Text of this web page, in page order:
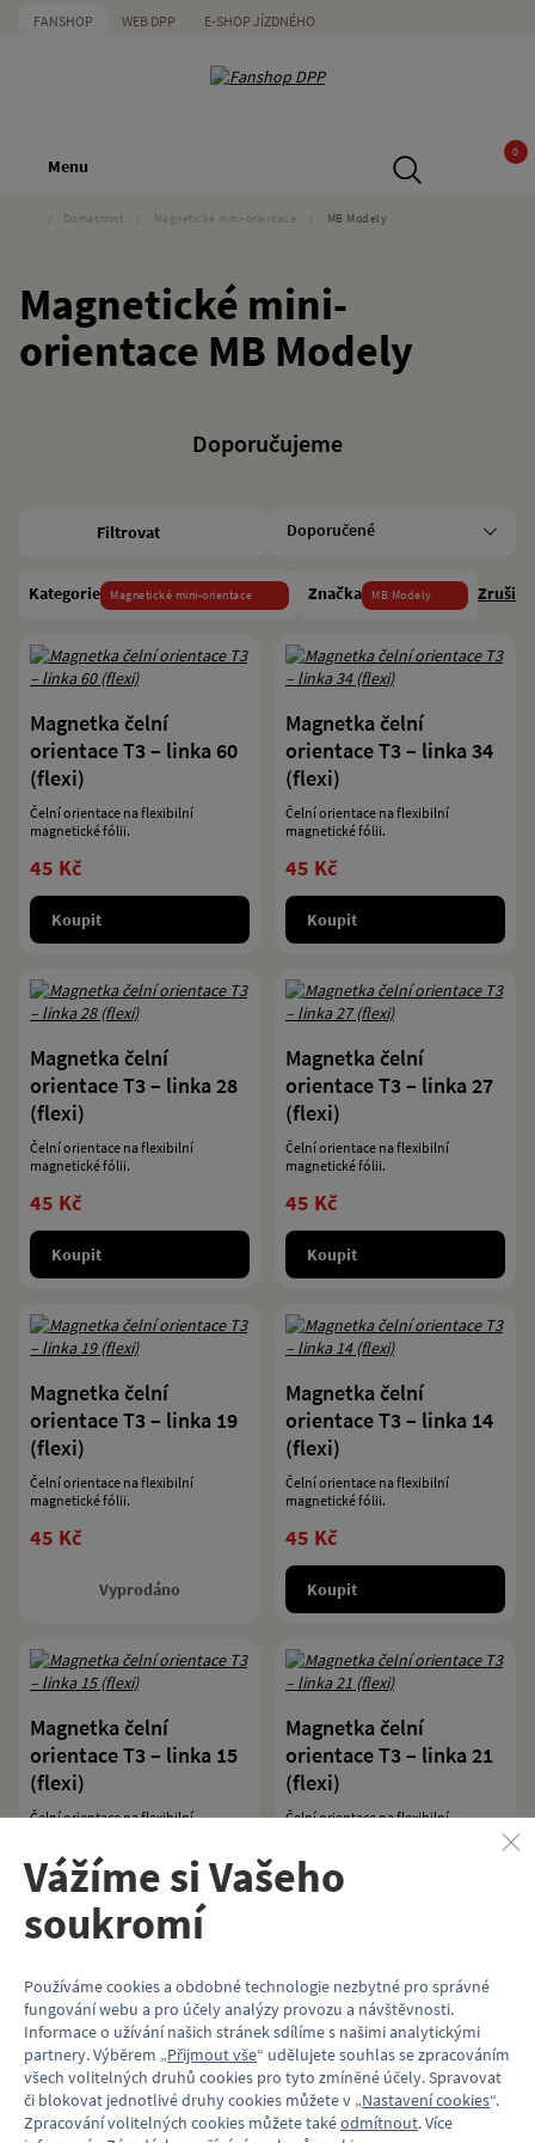
FANSHOP WEB DPP E-SHOP JÍZDNÉHO
Menu
0
Domácnost Magnetické mini-orientace MB Modely
Magnetické mini-
orientace MB Modely
Doporučujeme
Filtrovat
Kategorie Magnetické mini-orientace Značka MB Modely Zrušit
Magnetka čelní
orientace T3 – linka 60
(flexi)
Čelní orientace na flexibilní
magnetické fólii.
45 Kč
Koupit
Magnetka čelní
orientace T3 – linka 34
(flexi)
Čelní orientace na flexibilní
magnetické fólii.
45 Kč
Koupit
Magnetka čelní
orientace T3 – linka 28
(flexi)
Čelní orientace na flexibilní
magnetické fólii.
45 Kč
Koupit
Magnetka čelní
orientace T3 – linka 27
(flexi)
Čelní orientace na flexibilní
magnetické fólii.
45 Kč
Koupit
Magnetka čelní
orientace T3 – linka 19
(flexi)
Čelní orientace na flexibilní
magnetické fólii.
45 Kč
Vyprodáno
Magnetka čelní
orientace T3 – linka 14
(flexi)
Čelní orientace na flexibilní
magnetické fólii.
45 Kč
Koupit
Magnetka čelní
orientace T3 – linka 15
(flexi)
Čelní orientace na flexibilní
45 Kč
Koupit
Magnetka čelní
orientace T3 – linka 21
(flexi)
Čelní orientace na flexibilní
45 Kč
Magnetka čelní
orientace T3 – linka 22
(flexi)
Magnetka čelní
orientace T3 – linka 23
(flexi)
Vážíme si Vašeho
soukromí
Používáme cookies a obdobné technologie nezbytné pro správné
fungování webu a pro účely analýzy provozu a návštěvnosti.
Informace o užívání našich stránek sdílíme s našimi analytickými
partnery. Výběrem „Přijmout vše“ udělujete souhlas se zpracováním
všech volitelných druhů cookies pro tyto zmíněné účely. Spravovat
či blokovat jednotlivé druhy cookies můžete v „Nastavení cookies“.
Zpracování volitelných cookies můžete takéodmítnout. Více